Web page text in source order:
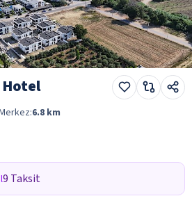
Hotel
6.8 km
9 Taksit